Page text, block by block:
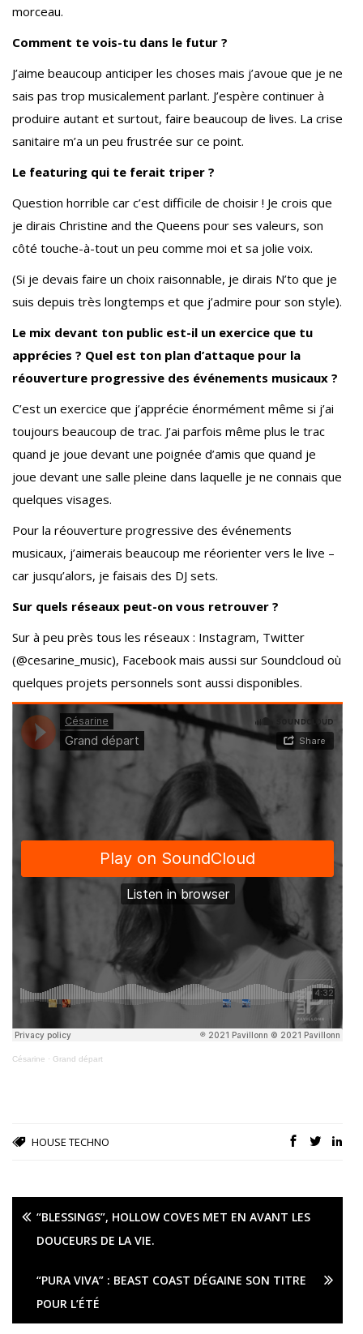
morceau.
Comment te vois-tu dans le futur ?
J’aime beaucoup anticiper les choses mais j’avoue que je ne
sais pas trop musicalement parlant. J’espère continuer à
produire autant et surtout, faire beaucoup de lives. La crise
sanitaire m’a un peu frustrée sur ce point.
Le featuring qui te ferait triper ?
Question horrible car c’est difficile de choisir ! Je crois que
je dirais Christine and the Queens pour ses valeurs, son
côté touche-à-tout un peu comme moi et sa jolie voix.
(Si je devais faire un choix raisonnable, je dirais N’to que je
suis depuis très longtemps et que j’admire pour son style).
Le mix devant ton public est-il un exercice que tu
apprécies ? Quel est ton plan d’attaque pour la
réouverture progressive des événements musicaux ?
C’est un exercice que j’apprécie énormément même si j’ai
toujours beaucoup de trac. J’ai parfois même plus le trac
quand je joue devant une poignée d’amis que quand je
joue devant une salle pleine dans laquelle je ne connais que
quelques visages.
Pour la réouverture progressive des événements
musicaux, j’aimerais beaucoup me réorienter vers le live –
car jusqu’alors, je faisais des DJ sets.
Sur quels réseaux peut-on vous retrouver ?
Sur à peu près tous les réseaux : Instagram, Twitter
(@cesarine_music), Facebook mais aussi sur Soundcloud où
quelques projets personnels sont aussi disponibles.
Césarine · Grand départ
HOUSE TECHNO
“BLESSINGS”, HOLLOW COVES MET EN AVANT LES
DOUCEURS DE LA VIE.
“PURA VIVA” : BEAST COAST DÉGAINE SON TITRE
POUR L’ÉTÉ